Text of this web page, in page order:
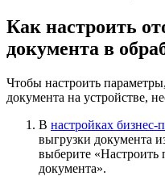
Как настроить
документа в
Чтобы настроить
документа на устройстве,
В настройках бизнес-
выгрузки документа
выберите «Настроить
документа».